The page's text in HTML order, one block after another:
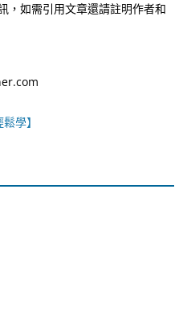
，如需引用文章還請註明作者和
鬆學】